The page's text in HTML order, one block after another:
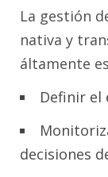
La gestión
nativa y
áltamente
Definir el
decisiones